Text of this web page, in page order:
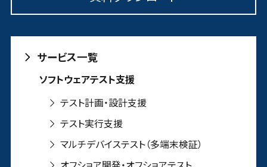
サービス一覧
ソフトウェアテスト支援
テスト計画・設計支援
テスト実行支援
マルチデバイステスト（多端末検証）